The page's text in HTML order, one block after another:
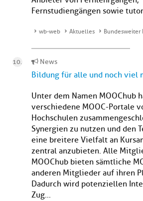
Fernstudiengängen sowie
wb-web Aktuelles Bundesweiter
News
Bildung für alle und noch viel
Unter dem Namen MOOChub
verschiedene MOOC-Portale
Hochschulen
Synergien zu nutzen und den
eine breitere Vielfalt an
zentral anzubieten. Alle
MOOChub bieten sämtliche
anderen Mitglieder auf ihren
Dadurch wird potenziellen
Zug...